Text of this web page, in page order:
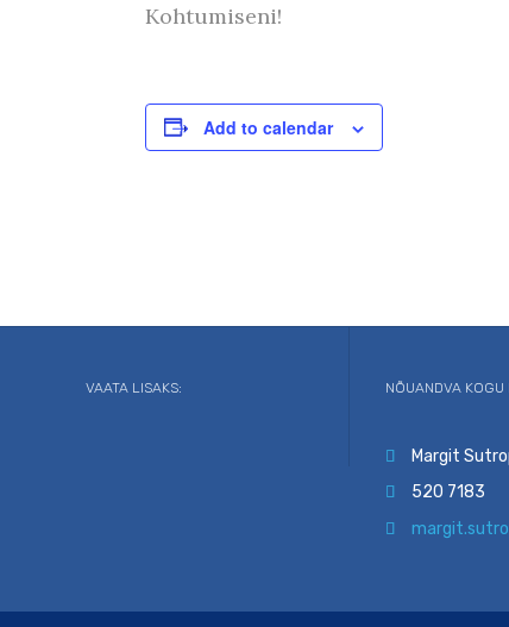
Kohtumiseni!
Add to calendar
VAATA LISAKS: NÕUANDVA KOGU
 Margit
 520 7183
